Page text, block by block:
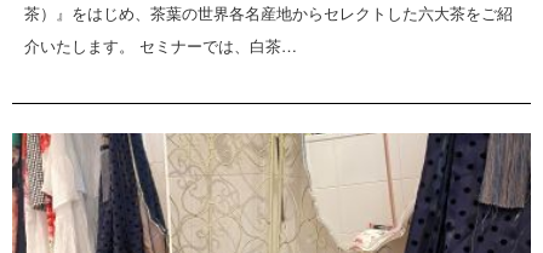
茶）』をはじめ、茶葉の世界各名産地からセレクトした六大茶をご紹
介いたします。 セミナーでは、白茶…